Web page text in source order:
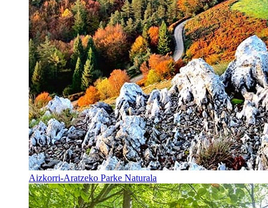
Aizkorri-Aratzeko Parke Naturala